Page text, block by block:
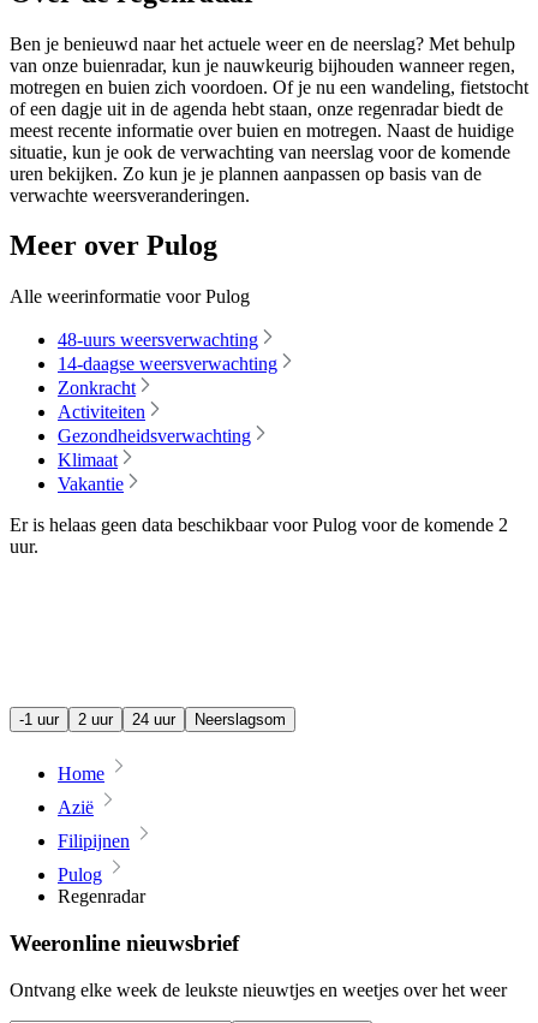
Ben je benieuwd naar het actuele weer en de neerslag? Met behulp
van onze buienradar, kun je nauwkeurig bijhouden wanneer regen,
motregen en buien zich voordoen. Of je nu een wandeling, fietstocht
of een dagje uit in de agenda hebt staan, onze regenradar biedt de
meest recente informatie over buien en motregen. Naast de huidige
situatie, kun je ook de verwachting van neerslag voor de komende
uren bekijken. Zo kun je je plannen aanpassen op basis van de
verwachte weersveranderingen.
Meer over Pulog
Alle weerinformatie voor Pulog
48-uurs weersverwachting
14-daagse weersverwachting
Zonkracht
Activiteiten
Gezondheidsverwachting
Klimaat
Vakantie
Er is helaas geen data beschikbaar voor Pulog voor de komende 2
uur.
-1 uur 2 uur 24 uur Neerslagsom
Home
Azië
Filipijnen
Pulog
Regenradar
Weeronline nieuwsbrief
Ontvang elke week de leukste nieuwtjes en weetjes over het weer